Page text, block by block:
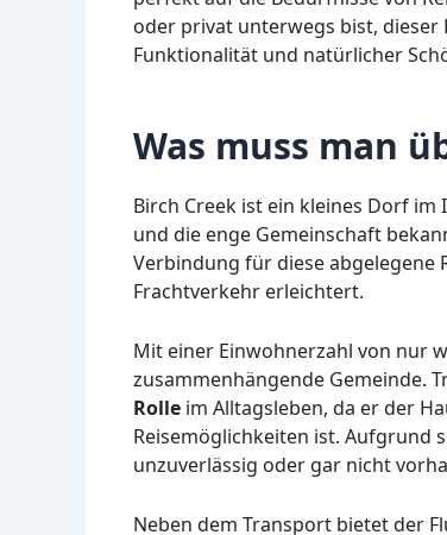
oder privat unterwegs bist,
Funktionalität und natürlicher
Was muss man
Birch Creek ist ein kleines Dorf
und die enge Gemeinschaft
Verbindung für diese abgelegene
Frachtverkehr erleichtert.
Mit einer Einwohnerzahl von nur
zusammenhängende Gemeinde.
Rolle im Alltagsleben, da er der
Reisemöglichkeiten ist. Aufgrund
unzuverlässig oder gar nicht
Neben dem Transport bietet der